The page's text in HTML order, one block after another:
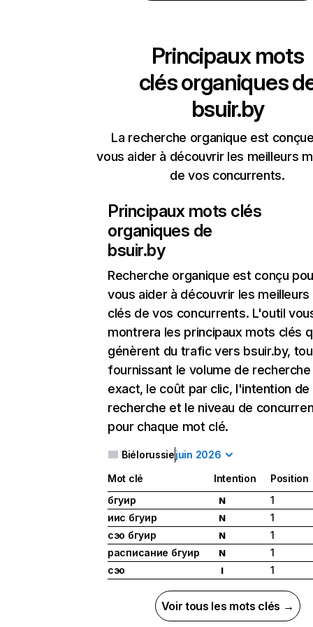
Principaux mots
clés organiques
bsuir.by
La recherche organique est
vous aider à découvrir les meilleurs
de vos concurrents.
Principaux mots clés
organiques de
bsuir.by
Recherche organique est conçu
vous aider à découvrir les
clés de vos concurrents. L'outil
montrera les principaux mots clés
génèrent du trafic vers bsuir.by,
fournissant le volume de recherche
exact, le coût par clic, l'intention de
recherche et le niveau de
pour chaque mot clé.
Biélorussiejuin 2026
Mot clé Intention
Position
бгуир
N
1
иис бгуир
N
1
сэо бгуир
N
1
расписание бгуир
N
1
сэо
I 1
Voir tous les mots clés →